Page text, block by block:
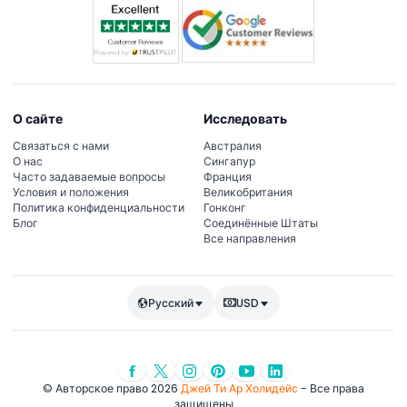
О сайте
Связаться с нами
О нас
Часто задаваемые вопросы
Условия и положения
Политика конфиденциальности
Блог
Исследовать
Австралия
Сингапур
Франция
Великобритания
Гонконг
Соединённые Штаты
Все направления
Русский USD
© Авторское право 2026 Джей Ти Ар Холидейс- Все права